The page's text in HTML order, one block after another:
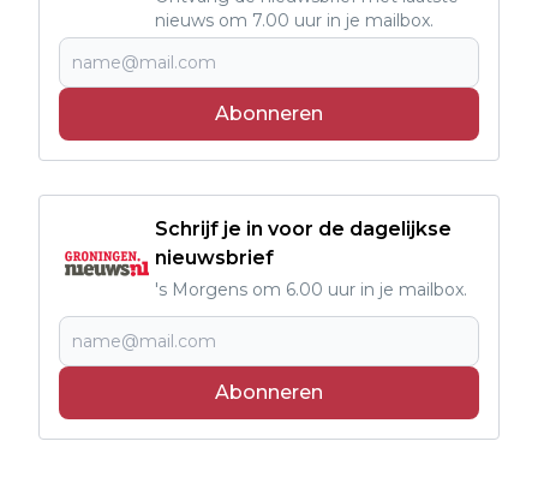
nieuws om 7.00 uur in je mailbox.
Abonneren
Schrijf je in voor de dagelijkse
nieuwsbrief
's Morgens om 6.00 uur in je mailbox.
Abonneren